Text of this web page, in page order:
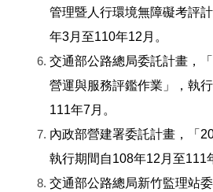
管理暨人行環境無障礙考評
年3月至110年12月。
交通部公路總局委託計畫，
營運與服務評鑑作業」，執
111年7月。
內政部營建署委託計畫，「
執行期間自108年12月至111
交通部公路總局新竹監理站